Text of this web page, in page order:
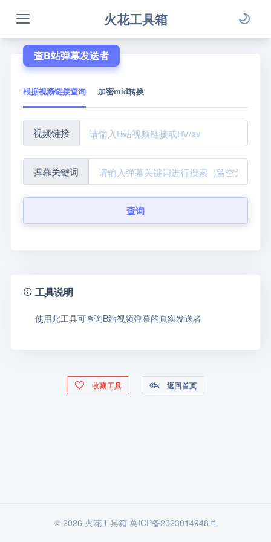
火花工具箱
查B站弹幕发送者
根据视频链接查询 加密mid转换
视频链接
弹幕关键词
查询
工具说明
使用此工具可查询B站视频弹幕的真实发送者
收藏工具 返回首页
© 2026 火花工具箱 冀ICP备2023014948号